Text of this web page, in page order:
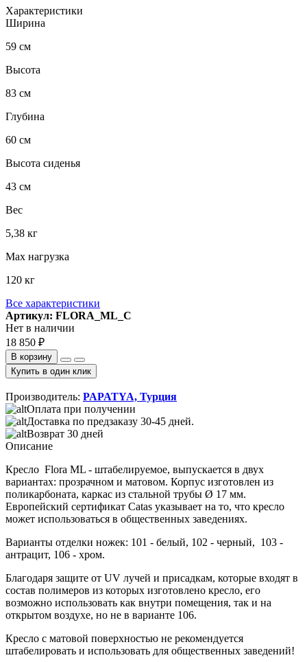
Характеристики
Ширина
59 см
Высота
83 см
Глубина
60 см
Высота сиденья
43 см
Вес
5,38 кг
Max нагрузка
120 кг
Все характеристики
Артикул: FLORA_ML_C
Нет в наличии
18 850 ₽
В корзину
Купить в один клик
Производитель: PAPATYA, Турция
Оплата при получении
Доставка по предзаказу 30-45 дней.
Возврат 30 дней
Описание
Кресло Flora ML - штабелируемое, выпускается в двух
вариантах: прозрачном и матовом. Корпус изготовлен из
поликарбоната, каркас из стальной трубы Ø 17 мм.
Европейский сертификат Catas указывает на то, что кресло
может использоваться в общественных заведениях.
Варианты отделки ножек: 101 - белый, 102 - черный, 103 -
антрацит, 106 - хром.
Благодаря защите от UV лучей и присадкам, которые входят в
состав полимеров из которых изготовлено кресло, его
возможно использовать как внутри помещения, так и на
открытом воздухе, но не в варианте 106.
Кресло с матовой поверхностью не рекомендуется
штабелировать и использовать для общественных заведений!